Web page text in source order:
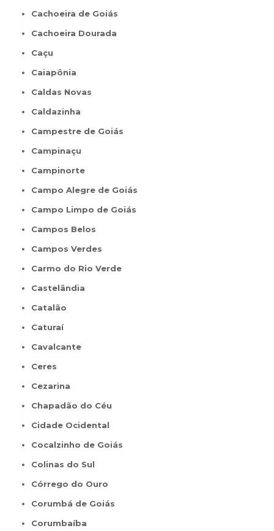
Cachoeira de Goiás
Cachoeira Dourada
Caçu
Caiapônia
Caldas Novas
Caldazinha
Campestre de Goiás
Campinaçu
Campinorte
Campo Alegre de Goiás
Campo Limpo de Goiás
Campos Belos
Campos Verdes
Carmo do Rio Verde
Castelândia
Catalão
Caturaí
Cavalcante
Ceres
Cezarina
Chapadão do Céu
Cidade Ocidental
Cocalzinho de Goiás
Colinas do Sul
Córrego do Ouro
Corumbá de Goiás
Corumbaíba